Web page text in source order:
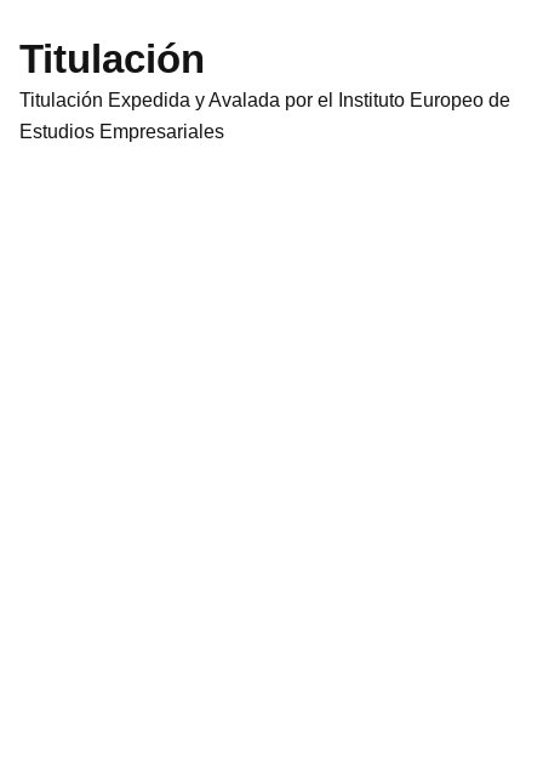
Titulación
Titulación Expedida y Avalada por el Instituto Europeo de
Estudios Empresariales